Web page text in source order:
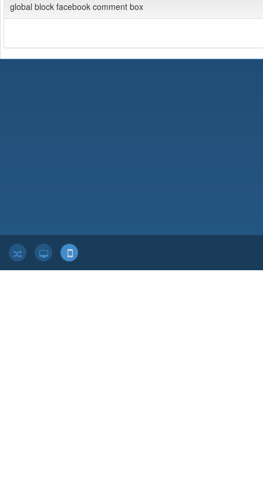
global block facebook comment box